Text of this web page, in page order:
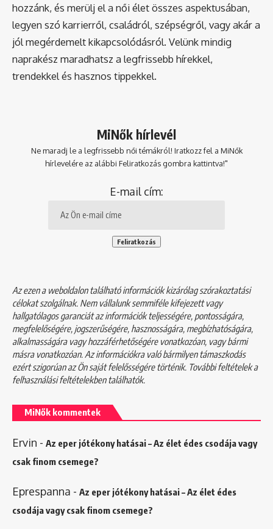
hozzánk, és merülj el a női élet összes aspektusában,
legyen szó karrierről, családról, szépségről, vagy akár a
jól megérdemelt kikapcsolódásról. Velünk mindig
naprakész maradhatsz a legfrissebb hírekkel,
trendekkel és hasznos tippekkel.
MiNők hírlevél
Ne maradj le a legfrissebb női témákról! Iratkozz fel a MiNők
hírlevelére az alábbi Feliratkozás gombra kattintva!"
E-mail cím:
Az ezen a weboldalon található információk kizárólag szórakoztatási
célokat szolgálnak. Nem vállalunk semmiféle kifejezett vagy
hallgatólagos garanciát az információk teljességére, pontosságára,
megfelelőségére, jogszerűségére, hasznosságára, megbízhatóságára,
alkalmasságára vagy hozzáférhetőségére vonatkozóan, vagy bármi
másra vonatkozóan. Az információkra való bármilyen támaszkodás
ezért szigorúan az Ön saját felelősségére történik. További feltételek a
felhasználási feltételekbentalálhatók.
MiNők kommentek
Ervin - Az eper jótékony hatásai – Az élet édes csodája vagy
csak finom csemege?
Eprespanna - Az eper jótékony hatásai – Az élet édes
csodája vagy csak finom csemege?